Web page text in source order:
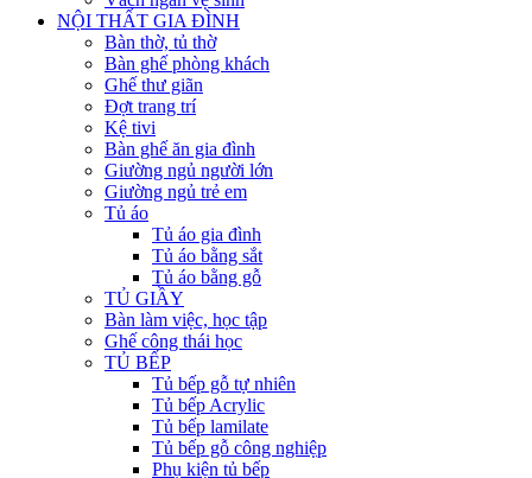
NỘI THẤT GIA ĐÌNH
Bàn thờ, tủ thờ
Bàn ghế phòng khách
Ghế thư giãn
Đợt trang trí
Kệ tivi
Bàn ghế ăn gia đình
Giường ngủ người lớn
Giường ngủ trẻ em
Tủ áo
Tủ áo gia đình
Tủ áo bằng sắt
Tủ áo bằng gỗ
TỦ GIẦY
Bàn làm việc, học tập
Ghế công thái học
TỦ BẾP
Tủ bếp gỗ tự nhiên
Tủ bếp Acrylic
Tủ bếp lamilate
Tủ bếp gỗ công nghiệp
Phụ kiện tủ bếp